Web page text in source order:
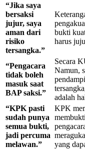
“Jika saya
bersaksi
jujur, saya
aman dari
risiko
tersangka.”
bukti
harus
“Pengacara
tidak boleh
masuk saat
BAP saksi.”
Secara
Namun,
adalah
“KPK pasti
sudah punya
semua bukti,
jadi percuma
melawan.”
KPK
yang